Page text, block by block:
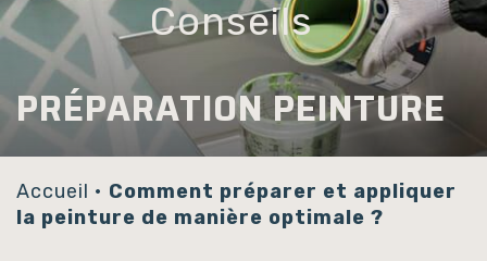
Conseils
PRÉPARATION PEINTURE
Accueil • Comment préparer et appliquer
la peinture de manière optimale ?
Panneau de gestion des cookies